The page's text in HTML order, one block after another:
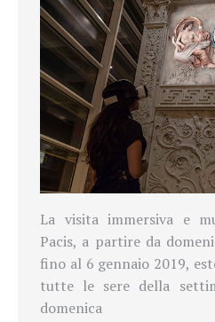
La visita immersiva e
Pacis, a partire da
fino al 6 gennaio 2019,
tutte le sere della
domenica